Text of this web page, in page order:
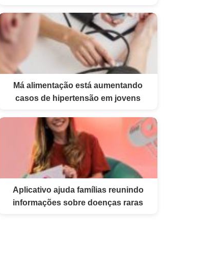
Má alimentação está aumentando
casos de hipertensão em jovens
Aplicativo ajuda famílias reunindo
informações sobre doenças raras